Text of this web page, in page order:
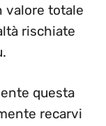
valore totale
rischiate
questa
recarvi